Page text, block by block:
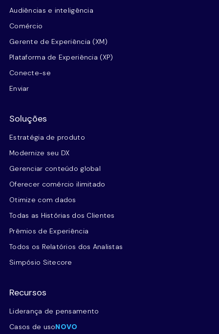
Audiências e inteligência
Comércio
Gerente de Experiência (XM)
Plataforma de Experiência (XP)
Conecte-se
Enviar
Soluções
Estratégia de produto
Modernize seu DX
Gerenciar conteúdo global
Oferecer comércio ilimitado
Otimize com dados
Todas as Histórias dos Clientes
Prêmios de Experiência
Todos os Relatórios dos Analistas
Simpósio Sitecore
Recursos
Liderança de pensamento
Casos de usoNOVO